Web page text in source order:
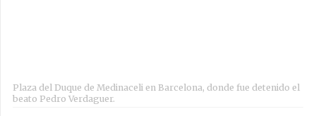
Plaza del Duque de Medinaceli en Barcelona, donde fue detenido el
beato Pedro Verdaguer.